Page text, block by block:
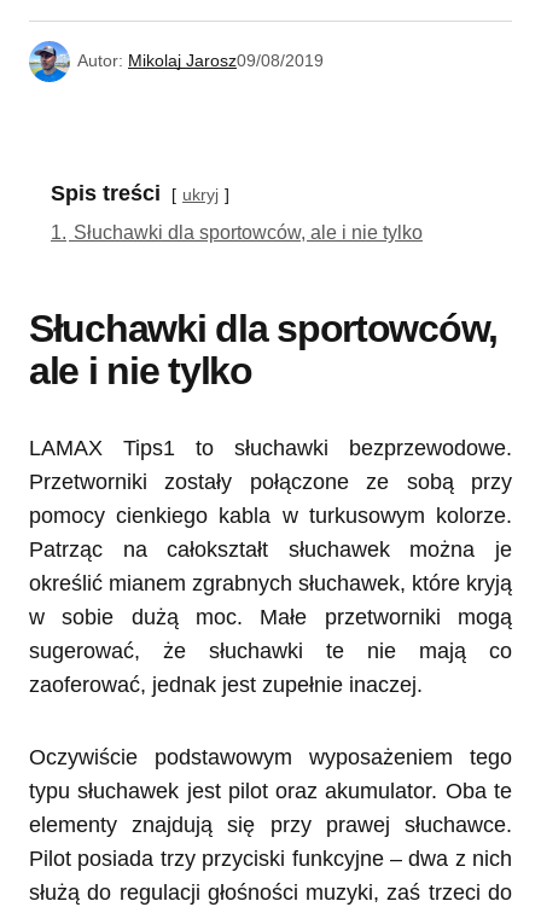
Autor: Mikolaj Jarosz09/08/2019
Spis treści ukryj
1. Słuchawki dla sportowców, ale i nie tylko
Słuchawki dla sportowców,
ale i nie tylko
LAMAX Tips1 to słuchawki bezprzewodowe.
Przetworniki zostały połączone ze sobą przy
pomocy cienkiego kabla w turkusowym kolorze.
Patrząc na całokształt słuchawek można je
określić mianem zgrabnych słuchawek, które kryją
w sobie dużą moc. Małe przetworniki mogą
sugerować, że słuchawki te nie mają co
zaoferować, jednak jest zupełnie inaczej.
Oczywiście podstawowym wyposażeniem tego
typu słuchawek jest pilot oraz akumulator. Oba te
elementy znajdują się przy prawej słuchawce.
Pilot posiada trzy przyciski funkcyjne – dwa z nich
służą do regulacji głośności muzyki, zaś trzeci do